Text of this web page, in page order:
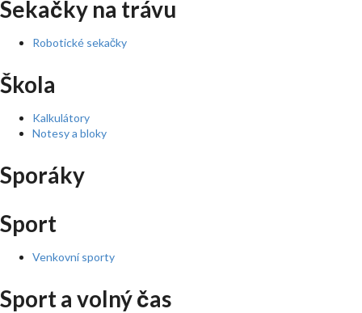
Sekačky na trávu
Robotické sekačky
Škola
Kalkulátory
Notesy a bloky
Sporáky
Sport
Venkovní sporty
Sport a volný čas